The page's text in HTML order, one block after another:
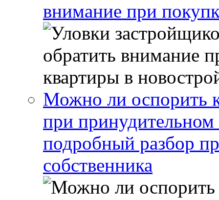
внимание при
Можно ли оспорить
при принудительном
подробный разбор
собственника